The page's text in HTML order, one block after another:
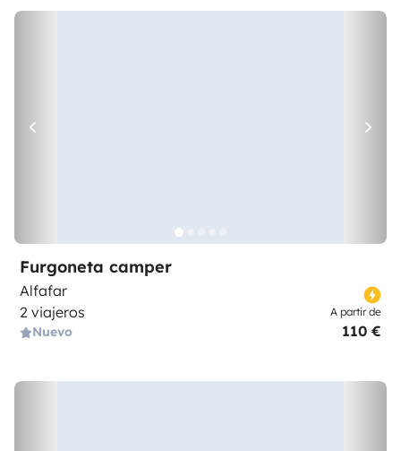
Furgoneta camper
Alfafar
2 viajeros
Nuevo
A partir de
110 €